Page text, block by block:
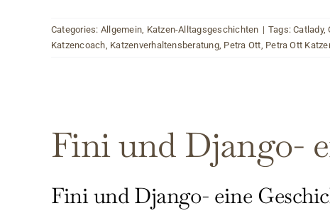
Categories: Allgemein Katzen-Alltagsgeschichten | Tags:Catlady,
Katzencoach Katzenverhaltensberatung, Petra Ott Petra Ott
Fini und Django-
Fini und Django- eine